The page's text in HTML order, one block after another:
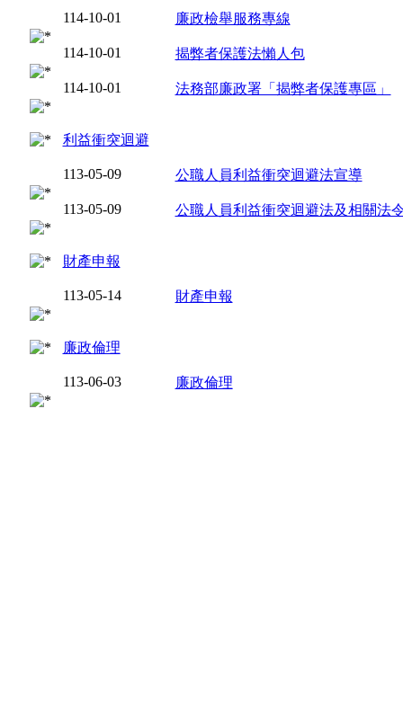
114-10-01 廉政檢舉服務專線
114-10-01 揭弊者保護法懶人包
114-10-01 法務部廉政署「揭弊者保護專區」
利益衝突迴避
113-05-09 公職人員利益衝突迴避法宣導
113-05-09 公職人員利益衝突迴避法及相關法
財產申報
113-05-14 財產申報
廉政倫理
113-06-03 廉政倫理